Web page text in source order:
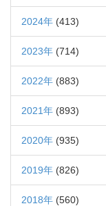
2024年 (413)
2023年 (714)
2022年 (883)
2021年 (893)
2020年 (935)
2019年 (826)
2018年 (560)